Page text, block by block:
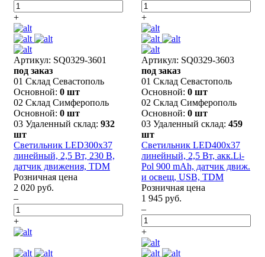
+ +
Артикул: SQ0329-3601
под заказ
01 Склад Севастополь
Основной: 0 шт
02 Склад Симферополь
Основной: 0 шт
03 Удаленный склад: 932
шт
Светильник LED300х37
линейный, 2,5 Вт, 230 В,
датчик движения, TDM
Розничная цена
2 020 руб.
–
+
Артикул: SQ0329-3603
под заказ
01 Склад Севастополь
Основной: 0 шт
02 Склад Симферополь
Основной: 0 шт
03 Удаленный склад: 459
шт
Светильник LED400х37
линейный, 2,5 Вт, акк.Li-
Pol 900 mAh, датчик движ.
и освещ, USB, TDM
Розничная цена
1 945 руб.
–
+